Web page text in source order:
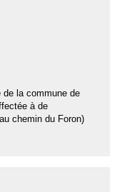
la commune de
à de
chemin du Foron)